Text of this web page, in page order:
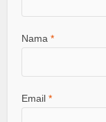
Nama*
Email*